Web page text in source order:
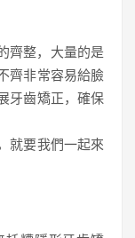
整，大量的是
齊非常容易給臉
牙齒矯正，確保
就要我們一起來